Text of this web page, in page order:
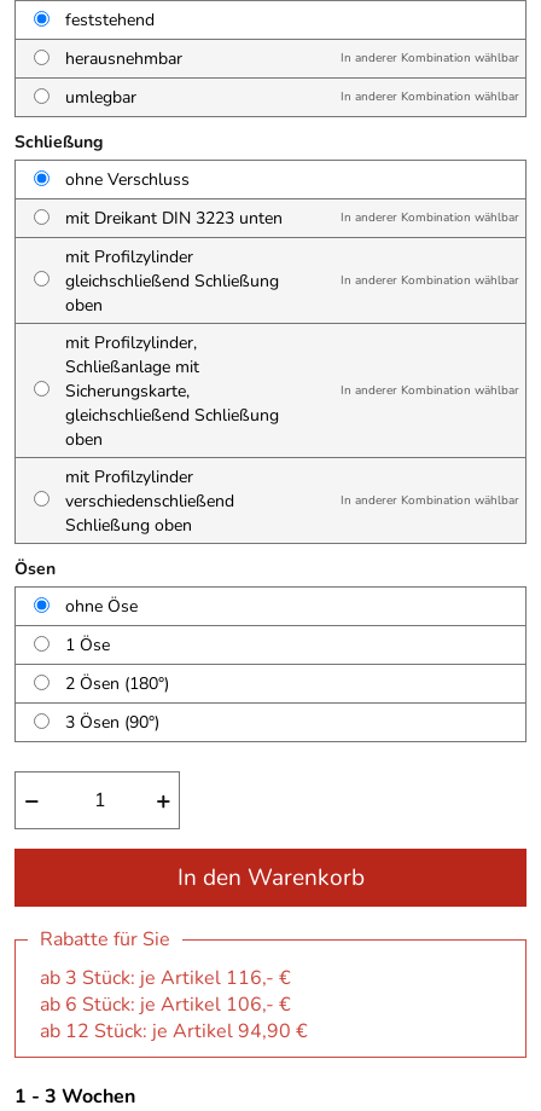
feststehend
herausnehmbar
In anderer Kombination wählbar
umlegbar In anderer Kombination wählbar
Schließung
ohne Verschluss
mit Dreikant DIN 3223 unten
In anderer Kombination wählbar
mit Profilzylinder
gleichschließend Schließung
oben
In anderer Kombination wählbar
mit Profilzylinder,
Schließanlage mit
Sicherungskarte,
gleichschließend Schließung
oben
In anderer Kombination wählbar
mit Profilzylinder
verschiedenschließend
Schließung oben
In anderer Kombination wählbar
Ösen
ohne Öse
1 Öse
2 Ösen (180°)
3 Ösen (90°)
− +
In den Warenkorb
Rabatte für Sie
ab 3 Stück: je Artikel 116,- €
ab 6 Stück: je Artikel 106,- €
ab 12 Stück: je Artikel 94,90 €
1 - 3 Wochen